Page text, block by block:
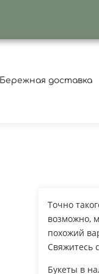
Бережная доставка
Точно
возможно,
похожий
Свяжитесь
Букеты в